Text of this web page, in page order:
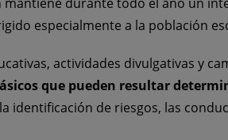
especialmente a la población
actividades divulgativas y
que pueden resultar
identificación de riesgos, las